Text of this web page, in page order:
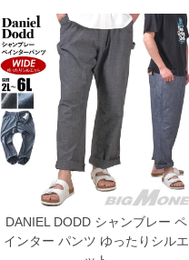
DANIEL DODD シャンブレー ペ
インター パンツ ゆったりシルエ